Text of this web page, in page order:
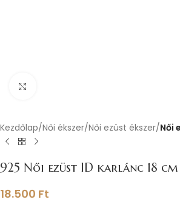
Kezdőlap Női ékszer Női ezüst ékszer Női
925 Női ezüst ID karlánc 18 cm
18.500 Ft